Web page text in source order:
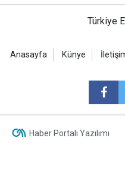
Türkiye
Anasayfa Künye
Haber Portalı Yazılımı